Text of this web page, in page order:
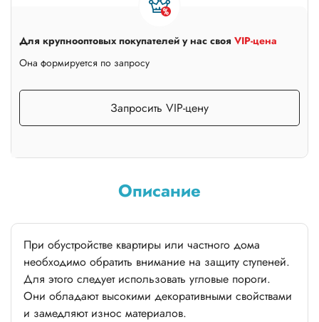
Для крупнооптовых покупателей у нас своя VIP-цена
Она формируется по запросу
Запросить VIP-цену
Описание
При обустройстве квартиры или частного дома
необходимо обратить внимание на защиту ступеней.
Для этого следует использовать угловые пороги.
Они обладают высокими декоративными свойствами
и замедляют износ материалов.